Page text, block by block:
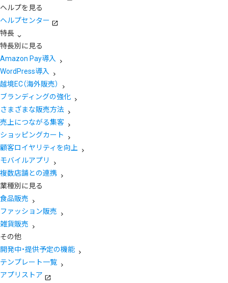
ヘルプを見る
ヘルプセンター
特長
特長別に見る
Amazon Pay導入
WordPress導入
越境EC（海外販売）
ブランディングの強化
さまざまな販売方法
売上につながる集客
ショッピングカート
顧客ロイヤリティを向上
モバイルアプリ
複数店舗との連携
業種別に見る
食品販売
ファッション販売
雑貨販売
その他
開発中・提供予定の機能
テンプレート一覧
アプリストア